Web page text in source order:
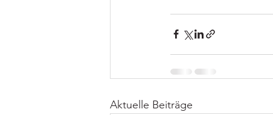
Aktuelle Beiträge